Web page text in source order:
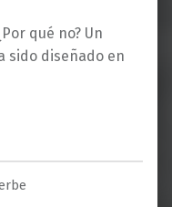
qué no? Un
sido diseñado en